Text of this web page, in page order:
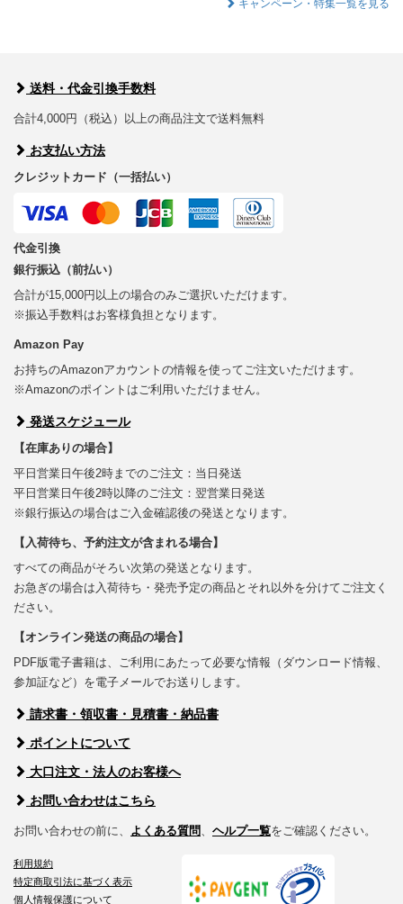
キャンペーン・特集一覧を見る
送料・代金引換手数料
合計4,000円（税込）以上の商品注文で送料無料
お支払い方法
クレジットカード（一括払い）
代金引換
銀行振込（前払い）
合計が15,000円以上の場合のみご選択いただけます。
※振込手数料はお客様負担となります。
Amazon Pay
お持ちのAmazonアカウントの情報を使ってご注文いただけます。
※Amazonのポイントはご利用いただけません。
発送スケジュール
【在庫ありの場合】
平日営業日午後2時までのご注文：当日発送
平日営業日午後2時以降のご注文：翌営業日発送
※銀行振込の場合はご入金確認後の発送となります。
【入荷待ち、予約注文が含まれる場合】
すべての商品がそろい次第の発送となります。
お急ぎの場合は入荷待ち・発売予定の商品とそれ以外を分けてご注文く
ださい。
【オンライン発送の商品の場合】
PDF版電子書籍は、ご利用にあたって必要な情報（ダウンロード情報、
参加証など）を電子メールでお送りします。
請求書・領収書・見積書・納品書
ポイントについて
大口注文・法人のお客様へ
お問い合わせはこちら
お問い合わせの前に、 よくある質問、 ヘルプ一覧をご確認ください。
利用規約
特定商取引法に基づく表示
個人情報保護について